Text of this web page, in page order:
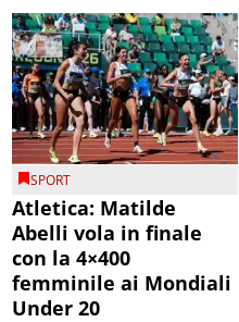
SPORT
Atletica: Matilde
Abelli vola in finale
con la 4×400
femminile ai Mondiali
Under 20